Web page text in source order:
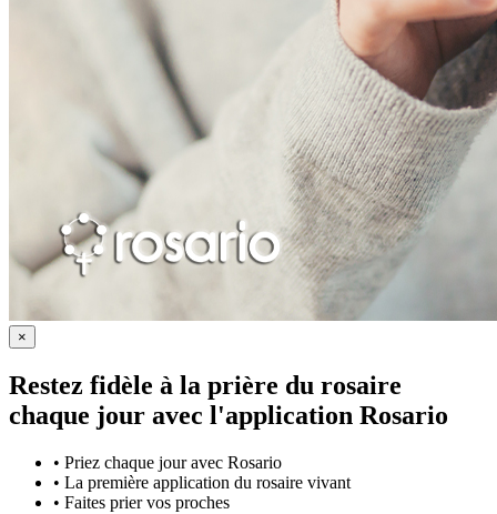
×
Restez fidèle à la prière du rosaire
chaque jour avec l'application Rosario
• Priez chaque jour avec Rosario
• La première application du rosaire vivant
• Faites prier vos proches